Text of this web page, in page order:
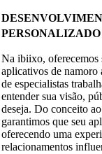
Na ibiixo, oferecemos
aplicativos de namoro
de especialistas
entender sua visão,
deseja. Do conceito
garantimos que seu
oferecendo uma
relacionamentos